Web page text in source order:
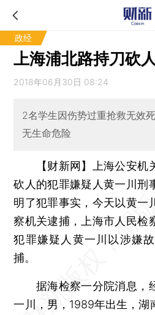
政经
上海浦北路持刀砍
2018年06月30日 08:24
2名学生因伤势过重抢救无效
无生命危险
【财新网】
上海公安
砍人的犯罪嫌疑人黄一川刑
明了犯罪事实，今天以黄一
察机关逮捕，上海市人民检
犯罪嫌疑人黄一川以涉嫌
捕。
据海检察一分院消息，
一川，男，1989年出生，湖